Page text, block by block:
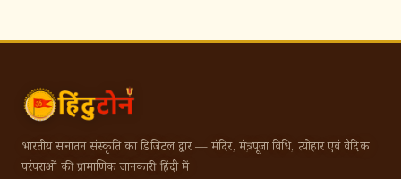
भारतीय सनातन संस्कृति का डिजिटल द्वार — मंदिर, मंत्र, पूजा विधि, त्योहार एवं वैदिक
परंपराओं की प्रामाणिक जानकारी हिंदी में।